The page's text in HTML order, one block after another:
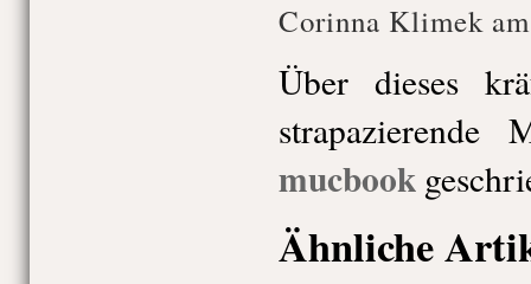
Corinna Klimek
Über dieses
mucbook
Ähnliche